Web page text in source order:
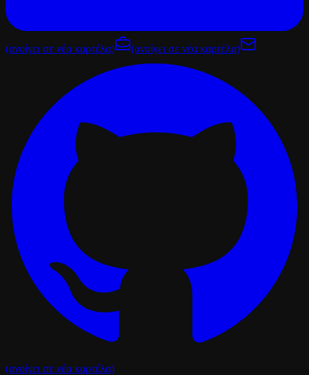
(ανοίγει σε νέα καρτέλα) (ανοίγει σε νέα καρτέλα)
(ανοίγει σε νέα καρτέλα)